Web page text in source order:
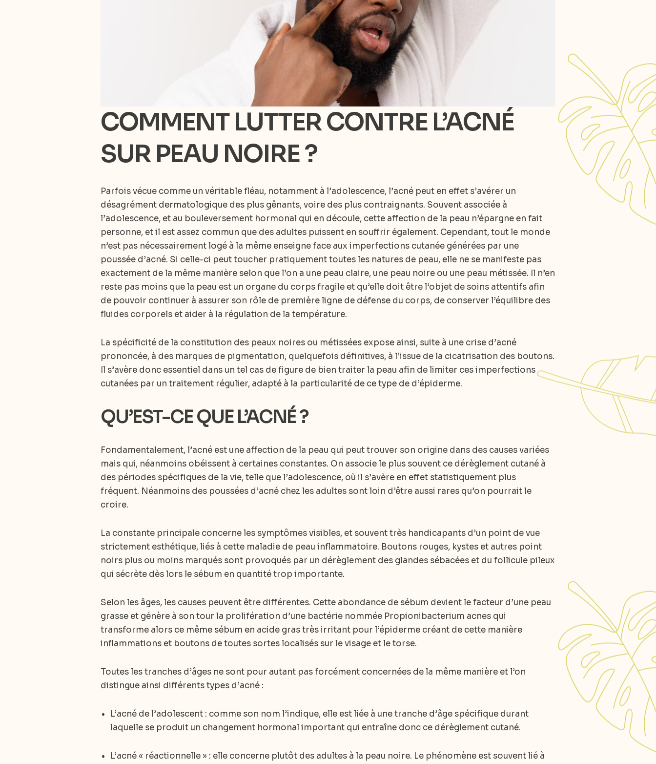
COMMENT LUTTER CONTRE L’ACNÉ
SUR PEAU NOIRE ?
Parfois vécue comme un véritable fléau, notamment à l’adolescence, l’acné peut en effet s’avérer un
désagrément dermatologique des plus gênants, voire des plus contraignants. Souvent associée à
l’adolescence, et au bouleversement hormonal qui en découle, cette affection de la peau n’épargne en fait
personne, et il est assez commun que des adultes puissent en souffrir également. Cependant, tout le monde
n’est pas nécessairement logé à la même enseigne face aux imperfections cutanée générées par une
poussée d’acné. Si celle-ci peut toucher pratiquement toutes les natures de peau, elle ne se manifeste pas
exactement de la même manière selon que l’on a une peau claire, une peau noire ou une peau métissée. Il n’en
reste pas moins que la peau est un organe du corps fragile et qu’elle doit être l’objet de soins attentifs afin
de pouvoir continuer à assurer son rôle de première ligne de défense du corps, de conserver l’équilibre des
fluides corporels et aider à la régulation de la température.
La spécificité de la constitution des peaux noires ou métissées expose ainsi, suite à une crise d’acné
prononcée, à des marques de pigmentation, quelquefois définitives, à l’issue de la cicatrisation des boutons.
Il s’avère donc essentiel dans un tel cas de figure de bien traiter la peau afin de limiter ces imperfections
cutanées par un traitement régulier, adapté à la particularité de ce type de d’épiderme.
QU’EST-CE QUE L’ACNÉ ?
Fondamentalement, l’acné est une affection de la peau qui peut trouver son origine dans des causes variées
mais qui, néanmoins obéissent à certaines constantes. On associe le plus souvent ce dérèglement cutané à
des périodes spécifiques de la vie, telle que l’adolescence, où il s’avère en effet statistiquement plus
fréquent. Néanmoins des poussées d’acné chez les adultes sont loin d’être aussi rares qu’on pourrait le
croire.
La constante principale concerne les symptômes visibles, et souvent très handicapants d’un point de vue
strictement esthétique, liés à cette maladie de peau inflammatoire. Boutons rouges, kystes et autres point
noirs plus ou moins marqués sont provoqués par un dérèglement des glandes sébacées et du follicule pileux
qui sécrète dès lors le sébum en quantité trop importante.
Selon les âges, les causes peuvent être différentes. Cette abondance de sébum devient le facteur d’une peau
grasse et génère à son tour la prolifération d’une bactérie nommée Propionibacterium acnes qui
transforme alors ce même sébum en acide gras très irritant pour l’épiderme créant de cette manière
inflammations et boutons de toutes sortes localisés sur le visage et le torse.
Toutes les tranches d’âges ne sont pour autant pas forcément concernées de la même manière et l’on
distingue ainsi différents types d’acné :
L’acné de l’adolescent : comme son nom l’indique, elle est liée à une tranche d’âge spécifique durant
laquelle se produit un changement hormonal important qui entraîne donc ce dérèglement cutané.
L’acné « réactionnelle » : elle concerne plutôt des adultes à la peau noire. Le phénomène est souvent lié à